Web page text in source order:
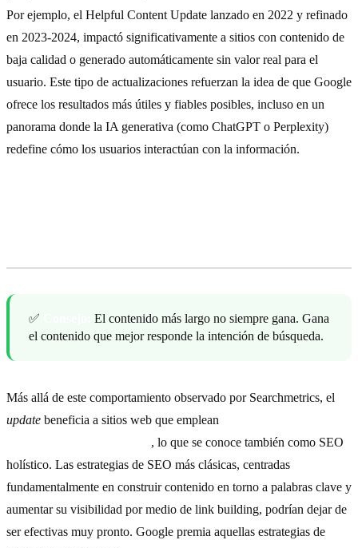
Por ejemplo, el Helpful Content Update lanzado en 2022 y refinado
en 2023-2024, impactó significativamente a sitios con contenido de
baja calidad o generado automáticamente sin valor real para el
usuario. Este tipo de actualizaciones refuerzan la idea de que Google
ofrece los resultados más útiles y fiables posibles, incluso en un
panorama donde la IA generativa (como ChatGPT o Perplexity)
redefine cómo los usuarios interactúan con la información.
✅
El contenido más largo no siempre gana. Gana
el contenido que mejor responde la intención de búsqueda.
Más allá de este comportamiento observado por Searchmetrics, el
update beneficia a sitios web que emplean
, lo que se conoce también como SEO
holístico. Las estrategias de SEO más clásicas, centradas
fundamentalmente en construir contenido en torno a palabras clave y
aumentar su visibilidad por medio de link building, podrían dejar de
ser efectivas muy pronto. Google premia aquellas estrategias de